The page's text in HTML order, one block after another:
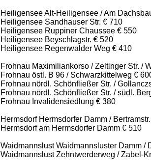
Heiligensee Alt-Heiligensee / Am
Heiligensee Sandhauser Str. € 710
Heiligensee Ruppiner Chaussee € 550
Heiligensee Beyschlagstr. € 520
Heiligensee Regenwalder Weg € 410
Frohnau Maximiliankorso / Zeltinger Str. /
Frohnau östl. B 96 / Schwarzkittelweg €
Frohnau nördl. Schönfließer Str. /
Frohnau nördl. Schönfließer Str. / südl.
Frohnau Invalidensiedlung € 380
Hermsdorf Hermsdorfer Damm /
Hermsdorf am Hermsdorfer Damm € 510
Waidmannslust Waidmannsluster Damm /
Waidmannslust Zehntwerderweg / Zabel-